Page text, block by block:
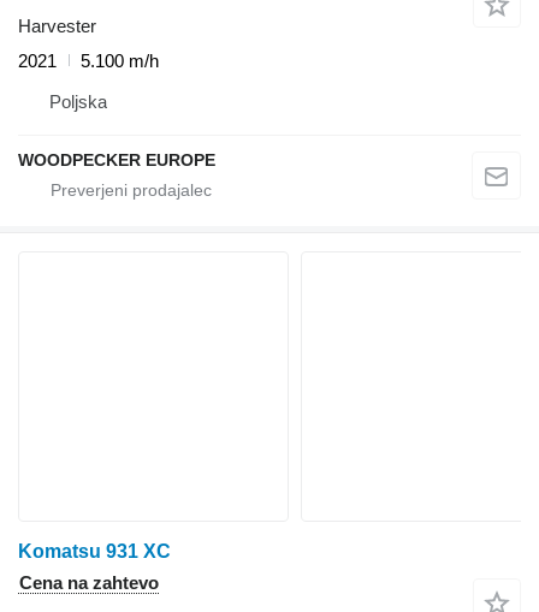
Harvester
2021
5.100 m/h
Poljska
WOODPECKER EUROPE
Komatsu 931 XC
Cena na zahtevo